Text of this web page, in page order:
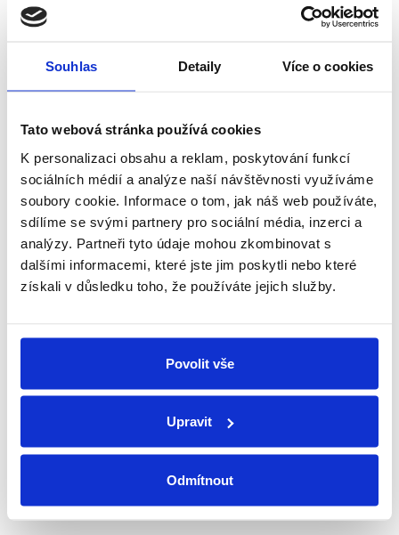
Souhlas Detaily Více o cookies
Tato webová stránka používá cookies
K personalizaci obsahu a reklam, poskytování funkcí
sociálních médií a analýze naší návštěvnosti využíváme
soubory cookie. Informace o tom, jak náš web používáte,
sdílíme se svými partnery pro sociální média, inzerci a
analýzy. Partneři tyto údaje mohou zkombinovat s
dalšími informacemi, které jste jim poskytli nebo které
získali v důsledku toho, že používáte jejich služby.
Povolit vše
Upravit
Odmítnout
Schüco partner
Technické poradenství
Kování známe, rádi poradíme a pomůžeme
Individuální přístup
Vlastní tým techniků
Pomůžeme s montáží nebo opravou